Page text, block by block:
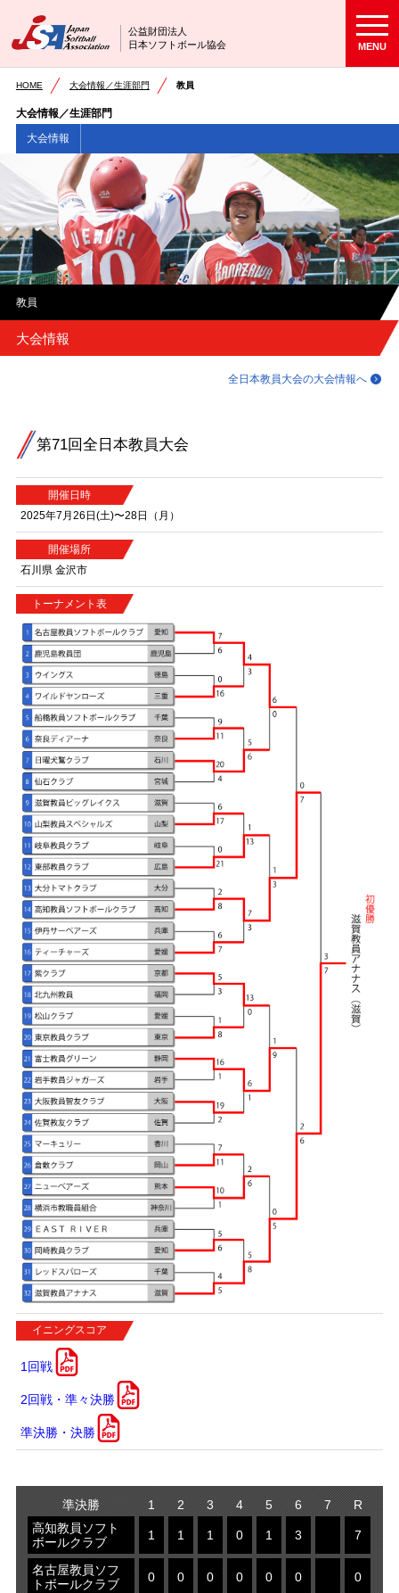
公益財団法人
日本ソフトボール協会
MENU
HOME 大会情報／生涯部門 教員
大会情報／生涯部門
大会情報
教員
大会情報
全日本教員大会の大会情報へ
第71回全日本教員大会
開催日時
2025年7月26日(土)〜28日（月）
開催場所
石川県 金沢市
トーナメント表
イニングスコア
1回戦
2回戦・準々決勝
準決勝・決勝
準決勝 1 2 3 4 5 6 7
R
高知教員ソフト
ボールクラブ
1 1 1 0 1 3 7
名古屋教員ソフ
トボールクラブ
0 0 0 0 0 0 0